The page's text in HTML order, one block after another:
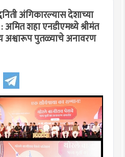
अंगिकारल्यास देशाच्या
अमित शहा एनडीएमध्ये श्रीमंत
अश्वारूप पुतळ्याचे अनावरण